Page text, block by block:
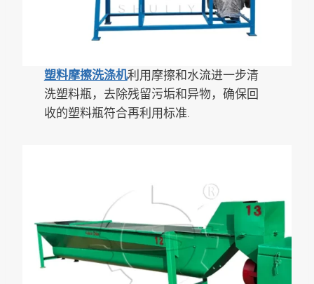
塑料摩擦洗涤机利用摩擦和水流进一步清
洗塑料瓶，去除残留污垢和异物，确保回
收的塑料瓶符合再利用标准.